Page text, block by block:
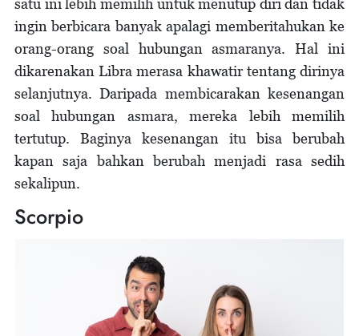
satu ini lebih memilih untuk menutup diri dan tidak
ingin berbicara banyak apalagi memberitahukan ke
orang-orang soal hubungan asmaranya. Hal ini
dikarenakan Libra merasa khawatir tentang dirinya
selanjutnya. Daripada membicarakan kesenangan
soal hubungan asmara, mereka lebih memilih
tertutup. Baginya kesenangan itu bisa berubah
kapan saja bahkan berubah menjadi rasa sedih
sekalipun.
Scorpio